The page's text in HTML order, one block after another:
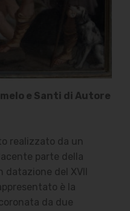
e Santi di Autore
realizzato da un
parte della
datazione del XVII
è la
da due